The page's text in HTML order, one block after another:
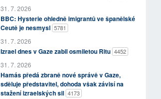
31. 7. 2026
BBC: Hysterie ohledně imigrantů ve španělské
Ceutě je nesmysl 5781
31. 7. 2026
Izrael dnes v Gaze zabil osmiletou Ritu 4452
31. 7. 2026
Hamás předá zbraně nové správě v Gaze,
sděluje představitel, dohoda však závisí na
stažení izraelských sil 4173